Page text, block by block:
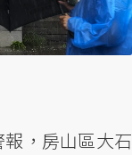
，房山區大石